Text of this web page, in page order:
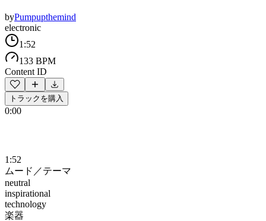
byPumpupthemind
electronic
1:52
133 BPM
Content ID
トラックを購入
0:00
1:52
ムード／テーマ
neutral
inspirational
technology
楽器